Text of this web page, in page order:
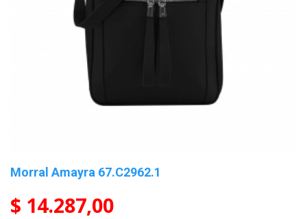
Morral Amayra 67.C2962.1
$ 14.287,00